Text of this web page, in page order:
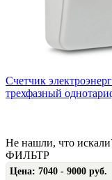
Счетчик
трехфазный
Не нашли, что
ФИЛЬТР
Цена: 7040 - 9000 руб.